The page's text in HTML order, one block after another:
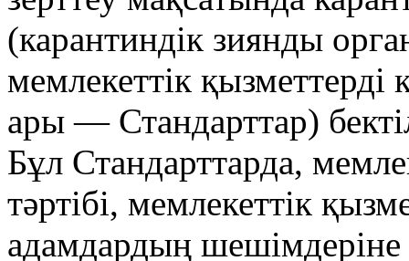
(карантиндік зиянды
мемлекеттік қызметтерді
ары — Стандарттар)
Бұл Стандарттарда,
тәртібі, мемлекеттік
адамдардың